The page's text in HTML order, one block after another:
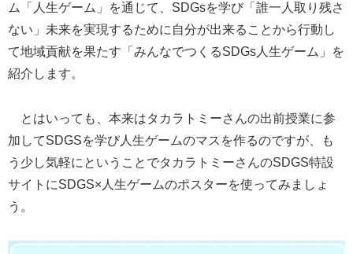
ム「人生ゲーム」を通じて、SDGsを学び「誰一人取り残さ
ない」未来を実現するために自分が出来ることから行動し
て地域貢献を果たす「みんなでつくるSDGs人生ゲーム」を
紹介します。
とはいっても、本来はタカラトミーさんの出前授業に参
加してSDGSを学び人生ゲームのマスを作るのですが、も
う少し気軽にということでタカラトミーさんのSDGS特設
サイトにSDGS×人生ゲームのポスターを使ってみましょ
う。